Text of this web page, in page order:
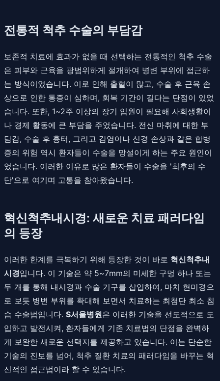
전통적 척추 수술의 부담감
보존적 치료에 효과가 없을 때 선택하는 전통적인 척추 수술
은 피부와 근육을 광범위하게 절개하여 병변 부위에 접근하
는 방식이었습니다. 이로 인해 출혈이 많고, 수술 후 근육 손
상으로 인한 통증이 심하며, 회복 기간이 길다는 단점이 있었
습니다. 또한, 1~2주 이상의 장기 입원이 필요해 사회생활이
나 경제 활동에 큰 부담을 주었습니다. 전신 마취에 대한 부
담감, 수술 후 흉터, 그리고 감염이나 신경 손상과 같은 합병
증의 위험 역시 환자들이 수술을 망설이게 하는 주요 원인이
었습니다. 이러한 이유로 많은 환자들이 수술을 '최후의 수
단'으로 여기며 고통을 참아왔습니다.
혁신척추내시경: 새로운 치료 패러다임
의 등장
이러한 한계를 극복하기 위해 등장한 것이 바로 혁신척추내
시경입니다. 이 기술은 약 5~7mm의 미세한 구멍 하나 또는
두 개를 통해 내시경과 수술 기구를 삽입하여, 마치 현미경으
로 보듯 병변 부위를 확대해 보면서 치료하는 최첨단 최소 침
습 수술법입니다. S서울병원은 이러한 기술을 선도적으로 도
입하고 발전시켜, 환자들에게 기존 치료법의 단점을 완벽하
게 보완한 새로운 선택지를 제공하고 있습니다. 이는 단순한
기술의 진보를 넘어, 척추 질환 치료의 패러다임을 바꾸는 혁
신적인 접근법이라 할 수 있습니다.